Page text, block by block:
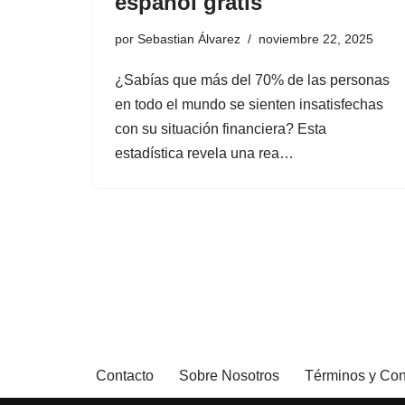
por Sebastian Álvarez noviembre 22, 2025
¿Sabías que más del 70% de las personas
en todo el mundo se sienten insatisfechas
con su situación financiera? Esta
estadística revela una rea…
Contacto Sobre Nosotros Términos y